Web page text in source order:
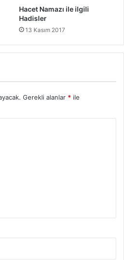
Hacet Namazı ile ilgili
Hadisler
13 Kasım 2017
Gerekli alanlar * ile